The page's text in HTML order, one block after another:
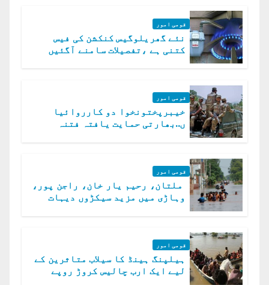
قومی امور
نئے گھریلوگیس کنکشن کی فیس
کتنی ہے ،تفصیلات سامنے آگئیں
قومی امور
خیبرپختونخوا دو کارروائیا
ں..بھارتی حمایت یافتہ فتنہ
قومی امور
ملتان، رحیم یار خان، راجن پور،
وہاڑی میں مزید سیکڑوں دیہات
قومی امور
ہیلپنگ ہینڈ کا سیلاب متاثرین کے
لیے ایک ارب چالیس کروڑ روپے